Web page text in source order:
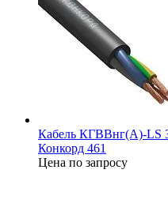
Кабель КГВВнг(А)-LS
Конкорд 461
Цена по запросу